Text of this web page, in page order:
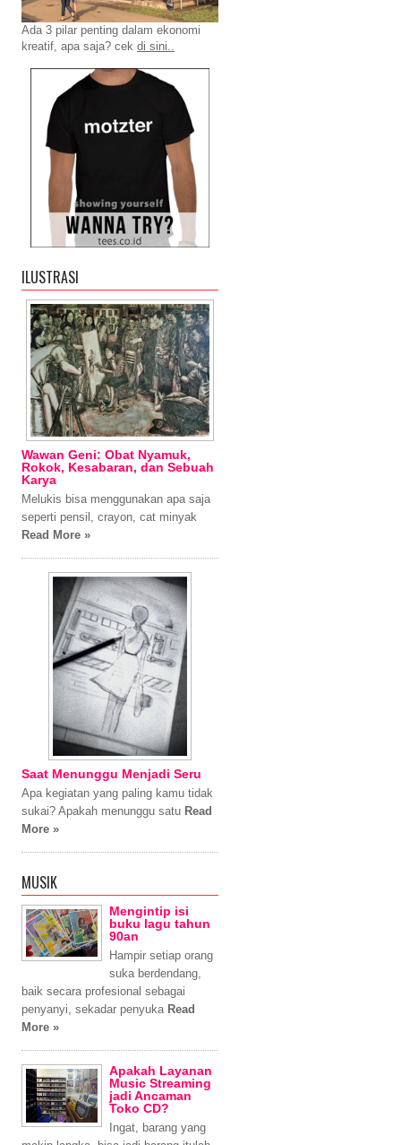
Ada 3 pilar penting dalam ekonomi
kreatif, apa saja? cek di sini..
ILUSTRASI
Wawan Geni: Obat Nyamuk,
Rokok, Kesabaran, dan Sebuah
Karya
Melukis bisa menggunakan apa saja
seperti pensil, crayon, cat minyak
Read More »
Saat Menunggu Menjadi Seru
Apa kegiatan yang paling kamu tidak
sukai? Apakah menunggu satu Read
More »
MUSIK
Mengintip isi
buku lagu tahun
90an
Hampir setiap orang
suka berdendang,
baik secara profesional sebagai
penyanyi, sekadar penyuka Read
More »
Apakah Layanan
Music Streaming
jadi Ancaman
Toko CD?
Ingat, barang yang